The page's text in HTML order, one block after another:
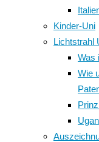
Kinder-Uni
Lichtstrahl
Was
Wie